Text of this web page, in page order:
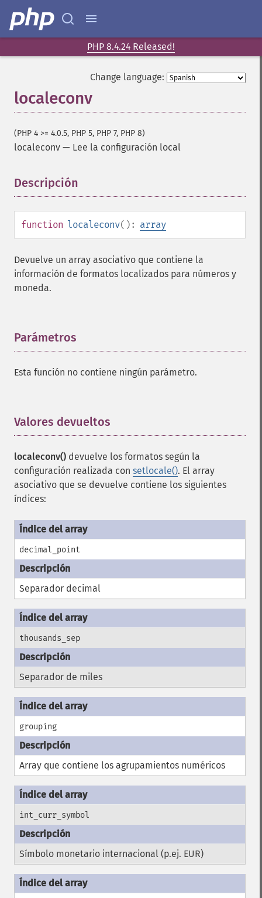
PHP 8.4.24 Released!
Change language:
localeconv
(PHP 4 >= 4.0.5, PHP 5, PHP 7, PHP 8)
localeconv — Lee la configuración local
Descripción
function localeconv(): array
Devuelve un array asociativo que contiene la
información de formatos localizados para números y
moneda.
Parámetros
Esta función no contiene ningún parámetro.
Valores devueltos
localeconv() devuelve los formatos según la
configuración realizada con setlocale(). El array
asociativo que se devuelve contiene los siguientes
índices:
decimal_point
Separador decimal
thousands_sep
Separador de miles
grouping
Array que contiene los agrupamientos numéricos
int_curr_symbol
Símbolo monetario internacional (p.ej. EUR)